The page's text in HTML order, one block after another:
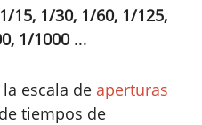
15, 1/30, 1/60, 1/125,
1/1000 ...
escala de aperturas
tiempos de